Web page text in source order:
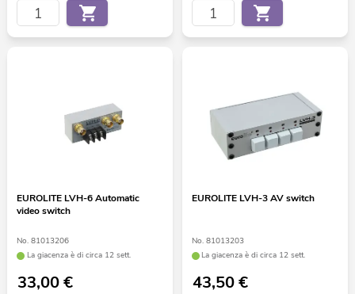
EUROLITE LVH-6 Automatic
video switch
No. 81013206
La giacenza è di circa 12 sett.
33,00€
EUROLITE LVH-3 AV switch
No. 81013203
La giacenza è di circa 12 sett.
43,50€